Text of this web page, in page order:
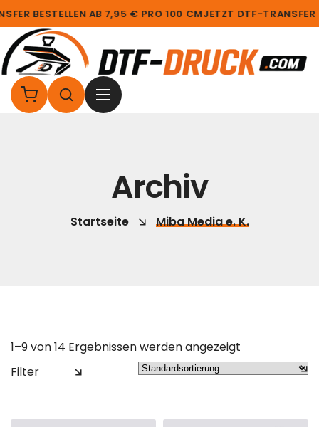
BESTELLEN AB 7,95 € PRO 100 CMJETZT DTF-TRANSFER
Archiv
Startseite Miba Media e. K.
1–9 von 14 Ergebnissen werden angezeigt
Filter